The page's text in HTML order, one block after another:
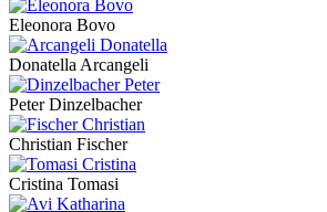
Eleonora Bovo
Donatella Arcangeli
Peter Dinzelbacher
Christian Fischer
Cristina Tomasi